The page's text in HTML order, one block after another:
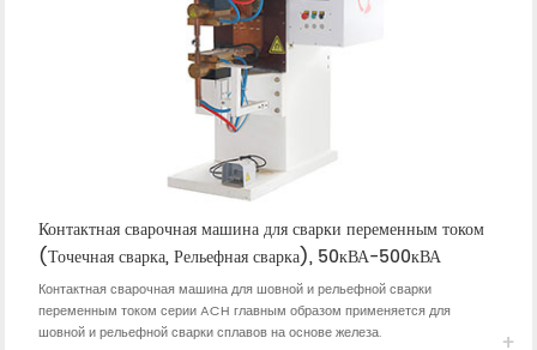
Контактная сварочная машина для сварки переменным током
(Точечная сварка, Рельефная сварка), 50кВА-500кВА
Контактная сварочная машина для шовной и рельефной сварки
переменным током серии ACH главным образом применяется для
шовной и рельефной сварки сплавов на основе железа.